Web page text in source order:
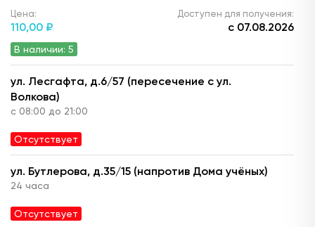
Цена:
110,00 ₽
Доступен для получения:
с 07.08.2026
В наличии: 5
ул. Лесгафта, д.6/57 (пересечение с ул.
Волкова)
с 08:00 до 21:00
Отсутствует
ул. Бутлерова, д.35/15 (напротив Дома учёных)
24 часа
Отсутствует